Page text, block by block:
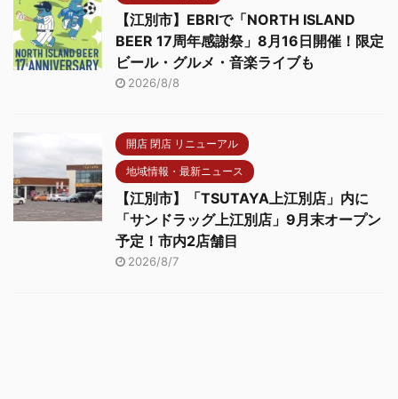
【江別市】EBRIで「NORTH ISLAND
BEER 17周年感謝祭」8月16日開催！限定
ビール・グルメ・音楽ライブも
2026/8/8
開店 閉店 リニューアル
地域情報・最新ニュース
【江別市】「TSUTAYA上江別店」内に
「サンドラッグ上江別店」9月末オープン
予定！市内2店舗目
2026/8/7